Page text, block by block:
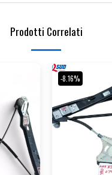
Prodotti Correlati
-8.16%